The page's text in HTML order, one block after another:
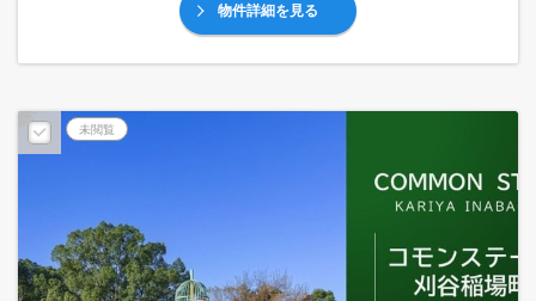
物件詳細を見る
未閲覧